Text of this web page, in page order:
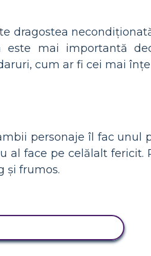
dragostea
mai importantă
cum ar fi cei mai
personaje îl fac unul
al face pe celălalt
și frumos.